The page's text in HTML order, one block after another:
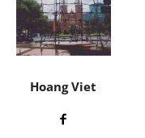
Hoang Viet